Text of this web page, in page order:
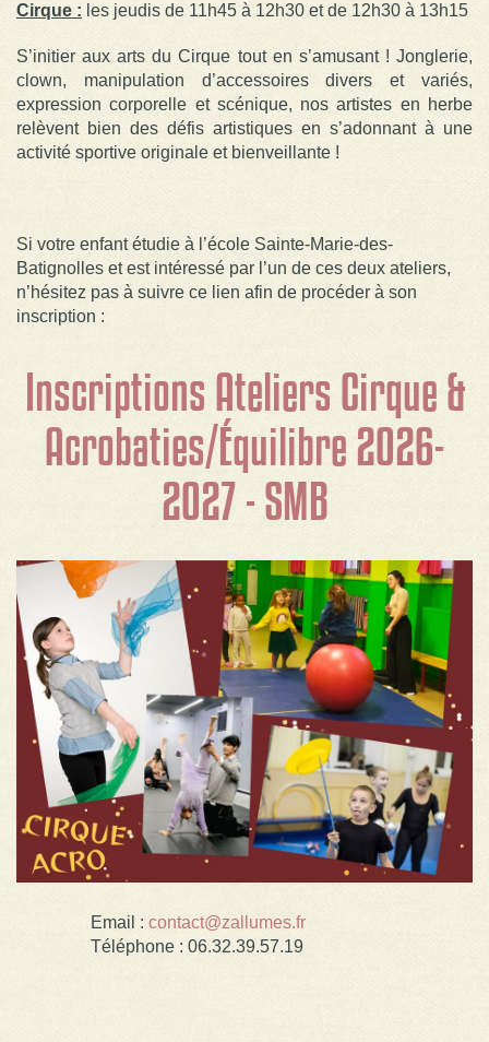
Cirque : les jeudis de 11h45 à 12h30 et de 12h30 à 13h15
S’initier aux arts du Cirque tout en s’amusant ! Jonglerie,
clown, manipulation d’accessoires divers et variés,
expression corporelle et scénique, nos artistes en herbe
relèvent bien des défis artistiques en s’adonnant à une
activité sportive originale et bienveillante !
Si votre enfant étudie à l’école Sainte-Marie-des-
Batignolles et est intéressé par l’un de ces deux ateliers,
n’hésitez pas à suivre ce lien afin de procéder à son
inscription :
Inscriptions Ateliers Cirque &
Acrobaties/Équilibre 2026-
2027 - SMB
Email : contact@zallumes.fr
Téléphone : 06.32.39.57.19